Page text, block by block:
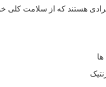
هستند که از سلامت کلی